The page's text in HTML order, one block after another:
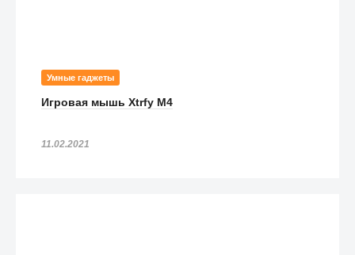
Умные гаджеты
Игровая мышь Xtrfy M4
11.02.2021